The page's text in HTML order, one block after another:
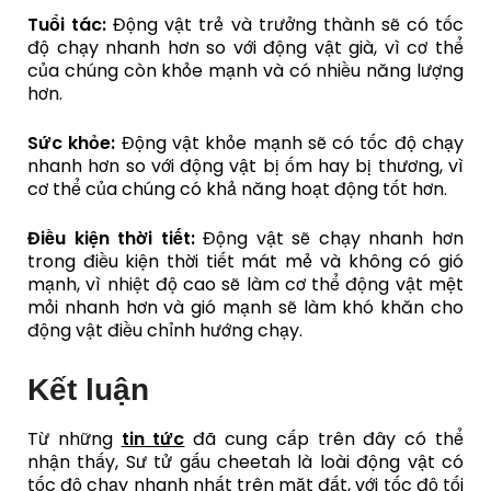
Tuổi tác: Động vật trẻ và trưởng thành sẽ có tốc
độ chạy nhanh hơn so với động vật già, vì cơ thể
của chúng còn khỏe mạnh và có nhiều năng lượng
hơn.
Sức khỏe: Động vật khỏe mạnh sẽ có tốc độ chạy
nhanh hơn so với động vật bị ốm hay bị thương, vì
cơ thể của chúng có khả năng hoạt động tốt hơn.
Điều kiện thời tiết:Động vật sẽ chạy nhanh hơn
trong điều kiện thời tiết mát mẻ và không có gió
mạnh, vì nhiệt độ cao sẽ làm cơ thể động vật mệt
mỏi nhanh hơn và gió mạnh sẽ làm khó khăn cho
động vật điều chỉnh hướng chạy.
Kết luận
Từ những tin tức đã cung cấp trên đây có thể
nhận thấy, Sư tử gấu cheetah là loài động vật có
tốc độ chạy nhanh nhất trên mặt đất, với tốc độ tối